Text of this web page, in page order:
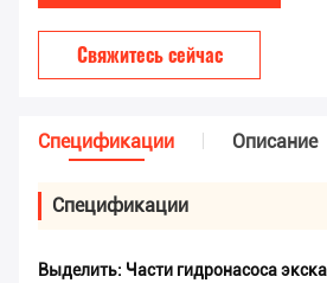
Свяжитесь сейчас
Спецификации Описание
Спецификации
Выделить: Части гидронасоса